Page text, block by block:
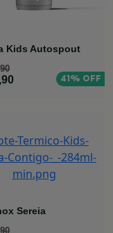
Kids Autospout
41% OFF
Sereia